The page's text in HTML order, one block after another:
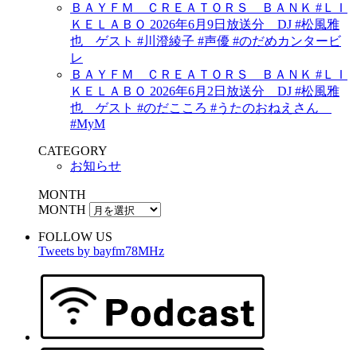
ＢＡＹＦＭ ＣＲＥＡＴＯＲＳ ＢＡＮＫ #ＬＩ
ＫＥＬＡＢＯ 2026年6月9日放送分 DJ #松風雅
也 ゲスト #川澄綾子 #声優 #のだめカンタービ
レ
ＢＡＹＦＭ ＣＲＥＡＴＯＲＳ ＢＡＮＫ #ＬＩ
ＫＥＬＡＢＯ 2026年6月2日放送分 DJ #松風雅
也 ゲスト #のだこころ #うたのおねえさん
#MyM
CATEGORY
お知らせ
MONTH
MONTH
FOLLOW US
Tweets by bayfm78MHz